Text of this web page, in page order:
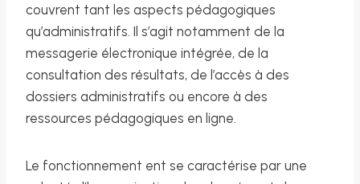
couvrent tant les aspects pédagogiques
qu’administratifs. Il s’agit notamment de la
messagerie électronique intégrée, de la
consultation des résultats, de l’accès à des
dossiers administratifs ou encore à des
ressources pédagogiques en ligne.
Le fonctionnement ent se caractérise par une